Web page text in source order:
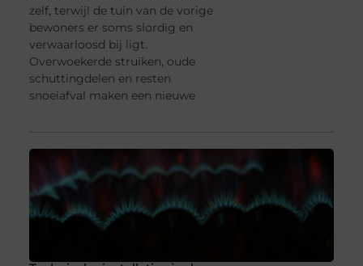
zelf, terwijl de tuin van de vorige
bewoners er soms slordig en
verwaarloosd bij ligt.
Overwoekerde struiken, oude
schuttingdelen en resten
snoeiafval maken een nieuwe